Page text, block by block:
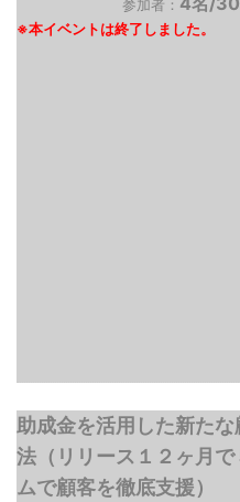
参加者：
助成金を活用した新た
法（リリース１２ヶ月
ムで顧客を徹底支援）